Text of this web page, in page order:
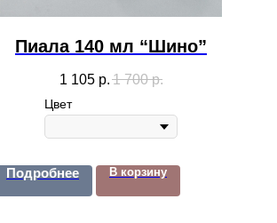
Пиала 140 мл “Шино”
1 105 р. 1 700 р.
Цвет
Подробнее В корзину